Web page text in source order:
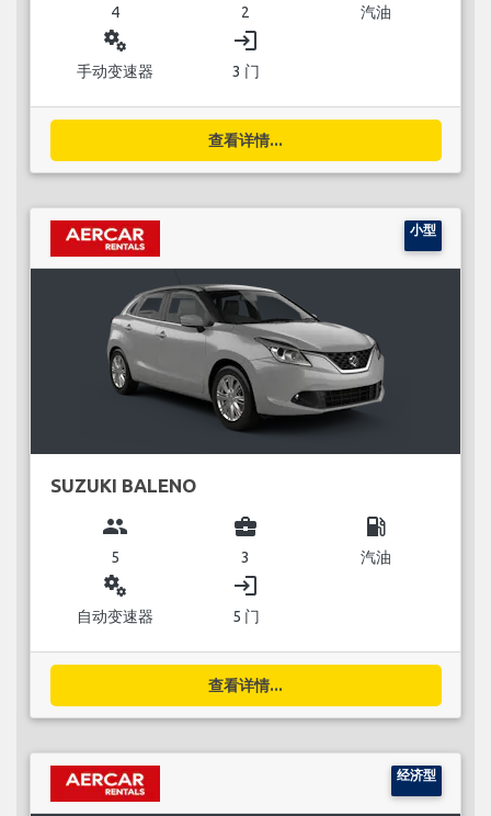
4 2 汽油
miscellaneous_services
手动变速器
login
3 门
查看详情...
小型
SUZUKI BALENO
group
5
business_center
3
local_gas_station
汽油
miscellaneous_services
自动变速器
login
5 门
查看详情...
经济型